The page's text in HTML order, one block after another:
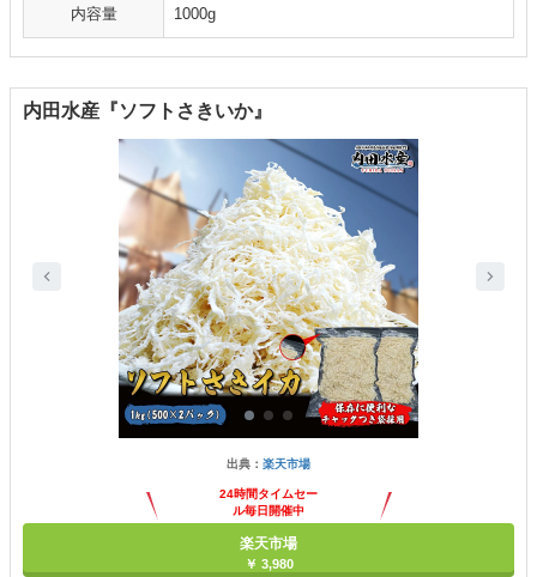
内容量 1000g
内田水産『ソフトさきいか』
出典： 楽天市場
24時間タイムセー
ル毎日開催中
楽天市場
￥ 3,980